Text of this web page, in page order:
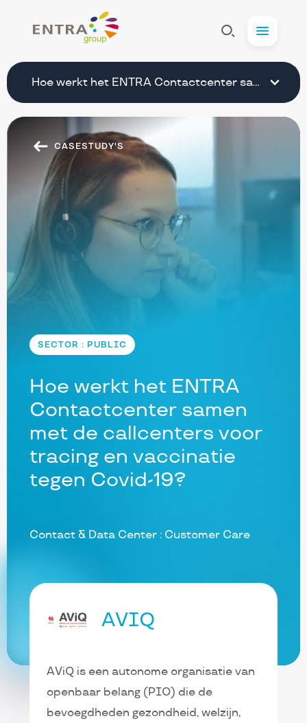
Menu
secundaire
navigation
Hoe werkt het ENTRA Contactcenter samen
Afficher
Recherche
Hoe werkt het ENTRA
Contactcenter samen
met de callcenters voor
tracing en vaccinatie
tegen Covid-19?
SECTOR : PUBLIC
Contact & Data Center : Customer Care
CASESTUDY'S
AVIQ
AViQ is een autonome organisatie van
openbaar belang (PIO) die de
bevoegdheden gezondheid, welzijn,